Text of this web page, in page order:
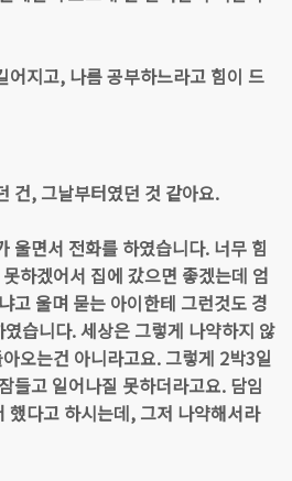
어지고, 나름 공부하느라고 힘이 드
건, 그날부터였던 것 같아요.
울면서 전화를 하였습니다. 너무 힘
하겠어서 집에 갔으면 좋겠는데 엄
고 울며 묻는 아이한테 그런것도 경
습니다. 세상은 그렇게 나약하지 않
오는건 아니라고요. 그렇게 2박3일
들고 일어나질 못하더라고요. 담임
했다고 하시는데, 그저 나약해서라